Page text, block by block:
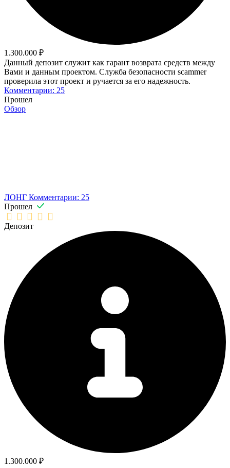
1.300.000 ₽
Данный депозит служит как гарант возврата средств между
Вами и данным проектом. Служба безопасности scammer
проверила этот проект и ручается за его надежность.
Комментарии: 25
Прошел
Обзор
ЛОНГ Комментарии: 25
Прошел
Депозит
1.300.000 ₽